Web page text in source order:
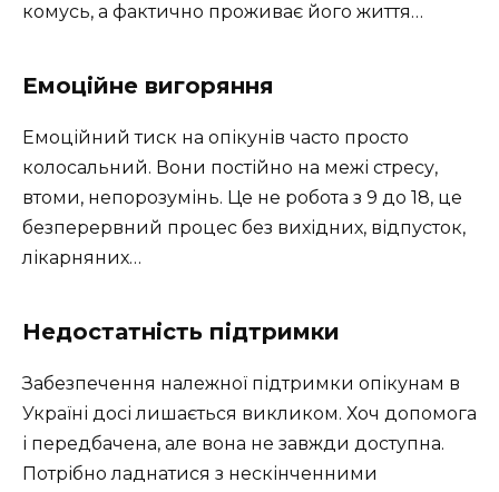
комусь, а фактично проживає його життя…
Емоційне вигоряння
Емоційний тиск на опікунів часто просто
колосальний. Вони постійно на межі стресу,
втоми, непорозумінь. Це не робота з 9 до 18, це
безперервний процес без вихідних, відпусток,
лікарняних…
Недостатність підтримки
Забезпечення належної підтримки опікунам в
Україні досі лишається викликом. Хоч допомога
і передбачена, але вона не завжди доступна.
Потрібно ладнатися з нескінченними